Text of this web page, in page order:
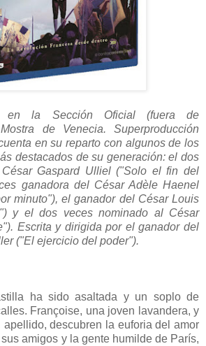
en la Sección Oficial (fuera de
de Venecia. Superproducción
en su reparto con algunos de los
destacados de su generación: el dos
Gaspard Ulliel ("Solo el fin del
ganadora del César Adèle Haenel
minuto"), el ganador del César Louis
y el dos veces nominado al César
Escrita y dirigida por el ganador del
("El ejercicio del poder").
ha sido asaltada y un soplo de
Françoise, una joven lavandera, y
descubren la euforia del amor
amigos y la gente humilde de París,